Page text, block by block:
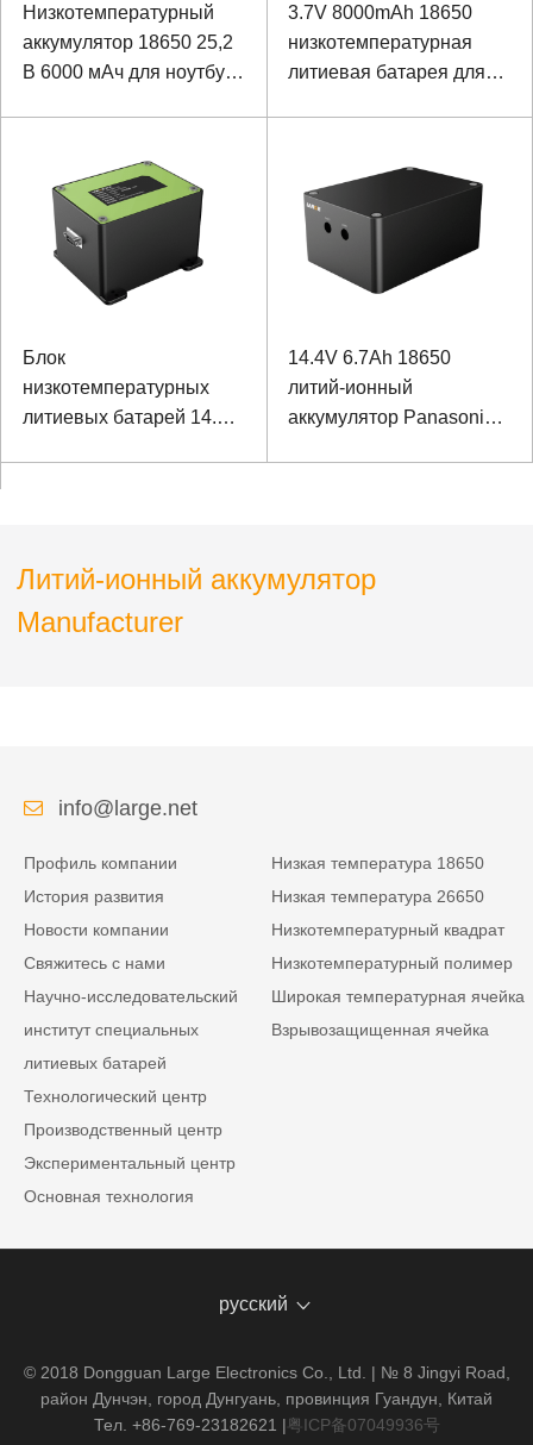
Низкотемпературный
аккумулятор 18650 25,2
В 6000 мАч для ноутбука
3.7V 8000mAh 18650
низкотемпературная
литиевая батарея для
Блок
низкотемпературных
литиевых батарей 14.8V
14.4V 6.7Ah 18650
литий-ионный
аккумулятор Panasonic
Литий-ионный аккумулятор
Manufacturer
info@large.net
Профиль компании
История развития
Новости компании
Свяжитесь с нами
Научно-исследовательский
институт специальных
литиевых батарей
Технологический центр
Производственный центр
Экспериментальный центр
Основная технология
Низкая температура 18650
Низкая температура 26650
Низкотемпературный квадрат
Низкотемпературный полимер
Широкая температурная ячейка
Взрывозащищенная ячейка
русский
© 2018 Dongguan Large Electronics Co., Ltd. | № 8 Jingyi Road,
район Дунчэн, город Дунгуань, провинция Гуандун, Китай
Тел. +86-769-23182621 |粤ICP备07049936号